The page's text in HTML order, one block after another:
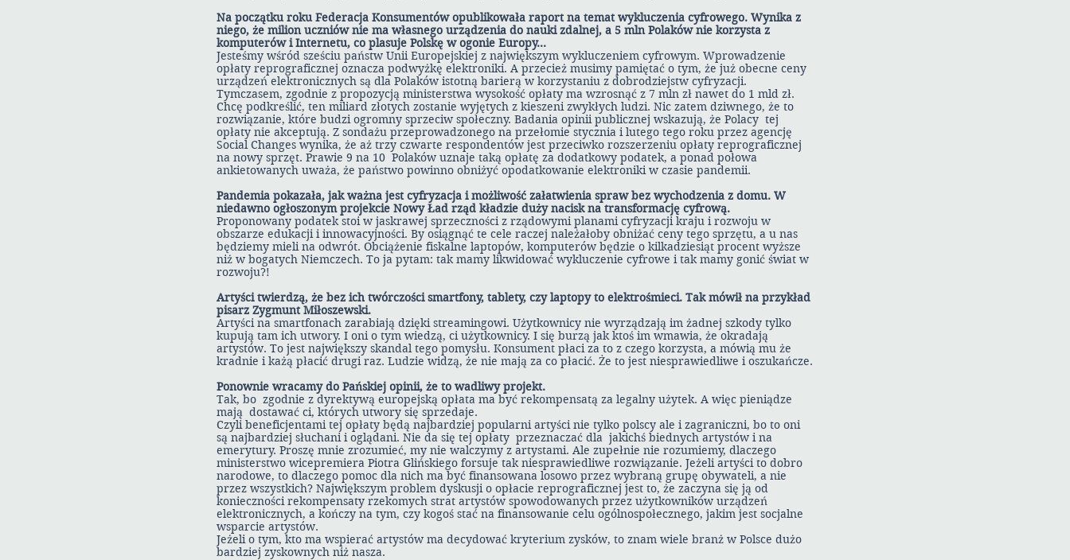
Na początku roku Federacja Konsumentów opublikowała raport na temat wykluczenia cyfrowego. Wynika z
niego, że milion uczniów nie ma własnego urządzenia do nauki zdalnej, a 5 mln Polaków nie korzysta z
komputerów i Internetu, co plasuje Polskę w ogonie Europy…
Jesteśmy wśród sześciu państw Unii Europejskiej z największym wykluczeniem cyfrowym. Wprowadzenie
opłaty reprograficznej oznacza podwyżkę elektroniki. A przecież musimy pamiętać o tym, że już obecne ceny
urządzeń elektronicznych są dla Polaków istotną barierą w korzystaniu z dobrodziejstw cyfryzacji.
Tymczasem, zgodnie z propozycją ministerstwa wysokość opłaty ma wzrosnąć z 7 mln zł nawet do 1 mld zł.
Chcę podkreślić, ten miliard złotych zostanie wyjętych z kieszeni zwykłych ludzi. Nic zatem dziwnego, że to
rozwiązanie, które budzi ogromny sprzeciw społeczny. Badania opinii publicznej wskazują, że Polacy tej
opłaty nie akceptują. Z sondażu przeprowadzonego na przełomie stycznia i lutego tego roku przez agencję
Social Changes wynika, że aż trzy czwarte respondentów jest przeciwko rozszerzeniu opłaty reprograficznej
na nowy sprzęt. Prawie 9 na 10 Polaków uznaje taką opłatę za dodatkowy podatek, a ponad połowa
ankietowanych uważa, że państwo powinno obniżyć opodatkowanie elektroniki w czasie pandemii.
Pandemia pokazała, jak ważna jest cyfryzacja i możliwość załatwienia spraw bez wychodzenia z domu. W
niedawno ogłoszonym projekcie Nowy Ład rząd kładzie duży nacisk na transformację cyfrową.
Proponowany podatek stoi w jaskrawej sprzeczności z rządowymi planami cyfryzacji kraju i rozwoju w
obszarze edukacji i innowacyjności. By osiągnąć te cele raczej należałoby obniżać ceny tego sprzętu, a u nas
będziemy mieli na odwrót. Obciążenie fiskalne laptopów, komputerów będzie o kilkadziesiąt procent wyższe
niż w bogatych Niemczech. To ja pytam: tak mamy likwidować wykluczenie cyfrowe i tak mamy gonić świat w
rozwoju?!
Artyści twierdzą, że bez ich twórczości smartfony, tablety, czy laptopy to elektrośmieci. Tak mówił na przykład
pisarz Zygmunt Miłoszewski.
Artyści na smartfonach zarabiają dzięki streamingowi. Użytkownicy nie wyrządzają im żadnej szkody tylko
kupują tam ich utwory. I oni o tym wiedzą, ci użytkownicy. I się burzą jak ktoś im wmawia, że okradają
artystów. To jest największy skandal tego pomysłu. Konsument płaci za to z czego korzysta, a mówią mu że
kradnie i każą płacić drugi raz. Ludzie widzą, że nie mają za co płacić. Że to jest niesprawiedliwe i oszukańcze.
Ponownie wracamy do Pańskiej opinii, że to wadliwy projekt.
Tak, bo zgodnie z dyrektywą europejską opłata ma być rekompensatą za legalny użytek. A więc pieniądze
mają dostawać ci, których utwory się sprzedaje.
Czyli beneficjentami tej opłaty będą najbardziej popularni artyści nie tylko polscy ale i zagraniczni, bo to oni
są najbardziej słuchani i oglądani. Nie da się tej opłaty przeznaczać dla jakichś biednych artystów i na
emerytury. Proszę mnie zrozumieć, my nie walczymy z artystami. Ale zupełnie nie rozumiemy, dlaczego
ministerstwo wicepremiera Piotra Glińskiego forsuje tak niesprawiedliwe rozwiązanie. Jeżeli artyści to dobro
narodowe, to dlaczego pomoc dla nich ma być finansowana losowo przez wybraną grupę obywateli, a nie
przez wszystkich? Największym problem dyskusji o opłacie reprograficznej jest to, że zaczyna się ją od
konieczności rekompensaty rzekomych strat artystów spowodowanych przez użytkowników urządzeń
elektronicznych, a kończy na tym, czy kogoś stać na finansowanie celu ogólnospołecznego, jakim jest socjalne
wsparcie artystów.
Jeżeli o tym, kto ma wspierać artystów ma decydować kryterium zysków, to znam wiele branż w Polsce dużo
bardziej zyskownych niż nasza.